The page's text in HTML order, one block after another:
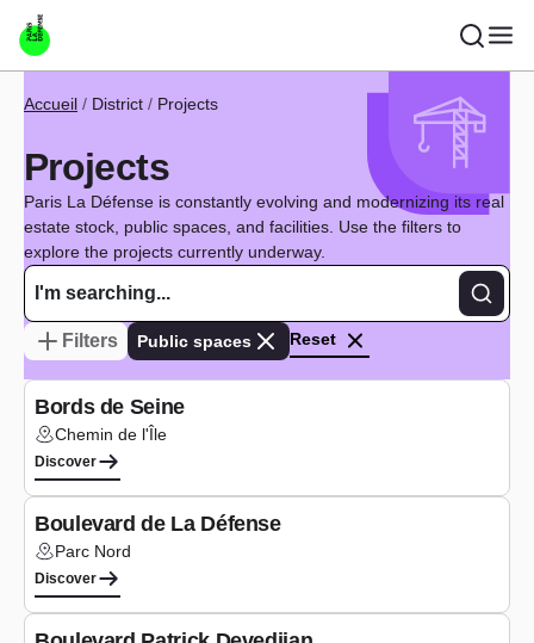
Skip to main content
Breadcrumb
Accueil District Projects
Projects
Paris La Défense is constantly evolving and modernizing its real
estate stock, public spaces, and facilities. Use the filters to
explore the projects currently underway.
Filters Public spaces Reset
Bords de Seine
Lieu :Chemin de l'Île
Discover
Boulevard de La Défense
Lieu :Parc Nord
Discover